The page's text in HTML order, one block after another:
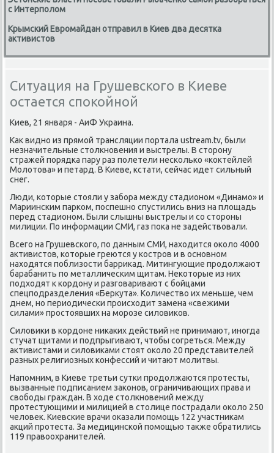
с Интерполом
Крымский Евромайдан отправил в Киев два десятка
активистов
Ситуация на Грушевского в Киеве
остается спокойной
Киев, 21 января - АиФ Украина.
Как видно из прямой трансляции портала ustream.tv, были
незначительные столкновения и выстрелы. В сторону
стражей порядка пару раз полетели несколько «коктейлей
Молотова» и петард. В Киеве, кстати, сейчас идет сильный
снег.
Люди, которые стояли у забора между стадионом «Динамо» и
Мариинским парком, поспешно спустились вниз на площадь
перед стадионом. Были слышны выстрелы и со стороны
милиции. По информации СМИ, газ пока не задействовали.
Всего на Грушевского, по данным СМИ, находится около 4000
активистов, которые греются у костров и в основном
находятся поблизости баррикад. Митингующие продолжают
барабанить по металлическим щитам. Некоторые из них
подходят к кордону и разговаривают с бойцами
спецподразделения «Беркута». Количество их меньше, чем
днем, но периодически происходит замена «свежими
силами» простоявших на морозе силовиков.
Силовики в кордоне никаких действий не принимают, иногда
стучат щитами и подпрыгивают, чтобы согреться. Между
активистами и силовиками стоят около 20 представителей
разных религиозных конфессий и читают молитвы.
Напомним, в Киеве третьи сутки продолжаются протесты,
вызванные подписанием законов, ограничивающих права и
свободы граждан. В ходе столкновений между
протестующими и милицией в столице пострадали около 250
человек. Киевские врачи оказали помощь 122 участникам
акций протеста. За медицинской помощью также обратились
119 правоохранителей.